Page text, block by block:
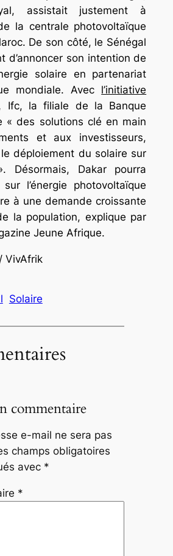
assistait justement à
la centrale photovoltaïque
De son côté, le Sénégal
d’annoncer son intention de
solaire en partenariat
mondiale. Avec l’initiative
Ifc, la filiale de la Banque
« des solutions clé en main
et aux investisseurs,
déploiement du solaire sur
Désormais, Dakar pourra
l’énergie photovoltaïque
à une demande croissante
la population, explique par
Jeune Afrique.
VivAfrik
Solaire
commentaire
e-mail ne sera pas
champs obligatoires
avec *
*